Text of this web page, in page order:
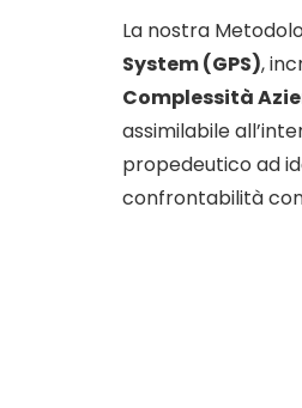
La nostra
System (GPS),
Complessità
assimilabile
propedeutico ad
confrontabilità